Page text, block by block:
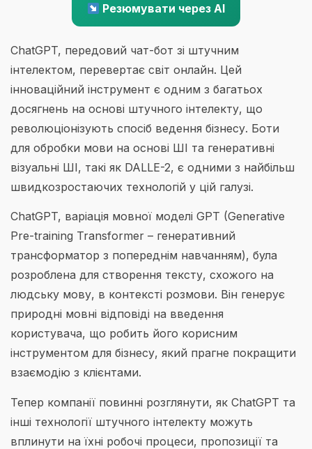
Резюмувати через AI
ChatGPT, передовий чат-бот зі штучним
інтелектом, перевертає світ онлайн. Цей
інноваційний інструмент є одним з багатьох
досягнень на основі штучного інтелекту, що
революціонізують спосіб ведення бізнесу. Боти
для обробки мови на основі ШІ та генеративні
візуальні ШІ, такі як DALLE-2, є одними з найбільш
швидкозростаючих технологій у цій галузі.
ChatGPT, варіація мовної моделі GPT (Generative
Pre-training Transformer – генеративний
трансформатор з попереднім навчанням), була
розроблена для створення тексту, схожого на
людську мову, в контексті розмови. Він генерує
природні мовні відповіді на введення
користувача, що робить його корисним
інструментом для бізнесу, який прагне покращити
взаємодію з клієнтами.
Тепер компанії повинні розглянути, як ChatGPT та
інші технології штучного інтелекту можуть
вплинути на їхні робочі процеси, пропозиції та